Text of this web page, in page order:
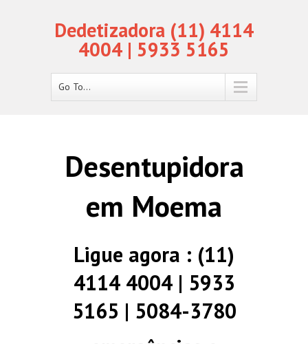
Dedetizadora (11) 4114
4004 | 5933 5165
Go To...
Desentupidora
em Moema
Ligue agora : (11)
4114 4004 | 5933
5165 | 5084-3780